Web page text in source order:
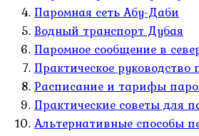
Паромная сеть Абу-Даби
Водный транспорт Дубая
Паромное сообщение в
Практическое
Расписание и тарифы
Практические советы для
Альтернативные способы